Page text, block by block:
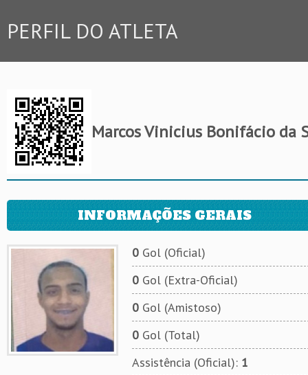
PERFIL DO ATLETA
Marcos Vinicius Bonifácio da
INFORMAÇÕES GERAIS
0Gol (Oficial)
0Gol (Extra-Oficial)
0Gol (Amistoso)
0Gol (Total)
Assistência (Oficial): 1